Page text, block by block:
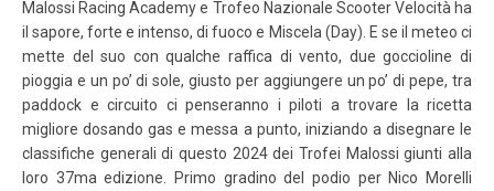
VELOCE EROI NEL VENTO
PHOTOGALLERY
CLASSIFICHE
CONTATTI
Malossi Racing Academy e Trofeo Nazionale Scooter Velocità ha
il sapore, forte e intenso, di fuoco e Miscela (Day). E se il meteo ci
mette del suo con qualche raffica di vento, due goccioline di
pioggia e un po’ di sole, giusto per aggiungere un po’ di pepe, tra
paddock e circuito ci penseranno i piloti a trovare la ricetta
migliore dosando gas e messa a punto, iniziando a disegnare le
classifiche generali di questo 2024 dei Trofei Malossi giunti alla
loro 37ma edizione. Primo gradino del podio per Nico Morelli